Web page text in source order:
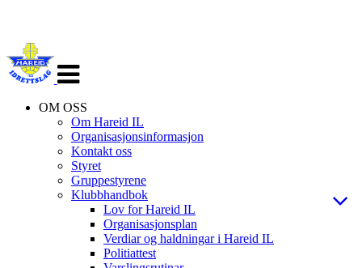
navigasjon
OM OSS
Om Hareid IL
Organisasjonsinformasjon
Kontakt oss
Styret
Gruppestyrene
Klubbhandbok
Lov for Hareid IL
Organisasjonsplan
Verdiar og haldningar i Hareid IL
Politiattest